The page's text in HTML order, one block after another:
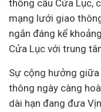
thống cầu Cửa Lục,
mạng lưới giao
ngắn đáng kể
Cửa Lục với trung
Sự cộng hưởng
thông ngày càng
dài hạn đang đưa